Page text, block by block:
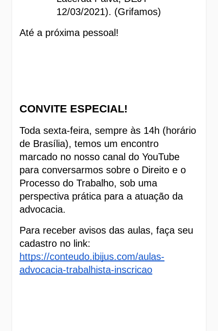
12/03/2021). (Grifamos)
Até a próxima pessoal!
CONVITE ESPECIAL!
Toda sexta-feira, sempre às 14h (horário
de Brasília), temos um encontro
marcado no nosso canal do YouTube
para conversarmos sobre o Direito e o
Processo do Trabalho, sob uma
perspectiva prática para a atuação da
advocacia.
Para receber avisos das aulas, faça seu
https://conteudo.ibijus.com/aulas-
advocacia-trabalhista-inscricao